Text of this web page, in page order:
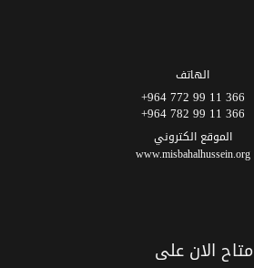
الهاتف
366 11 99 772 964+
366 11 99 782 964+
الموقع الکتروني
www.misbahalhussein.org
متاح الان على